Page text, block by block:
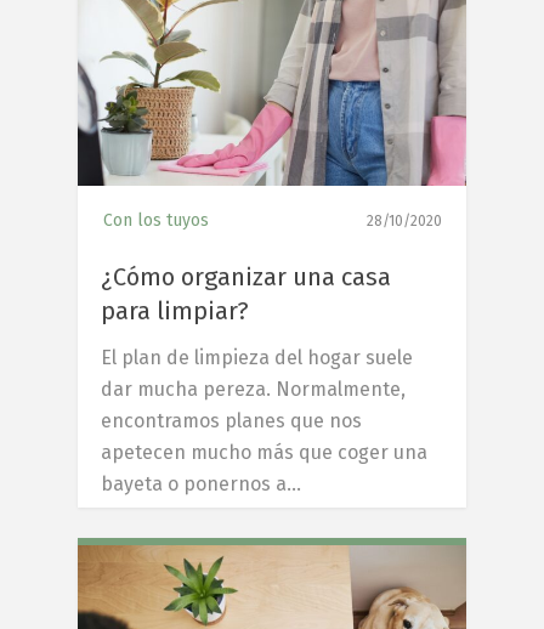
Con los tuyos 28/10/2020
¿Cómo organizar una casa
para limpiar?
El plan de limpieza del hogar suele
dar mucha pereza. Normalmente,
encontramos planes que nos
apetecen mucho más que coger una
bayeta o ponernos a…
7